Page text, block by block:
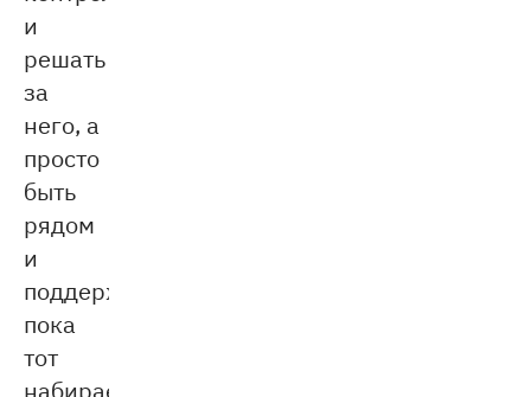
и
решать
за
него, а
просто
быть
рядом
и
поддерживать,
пока
тот
набирается